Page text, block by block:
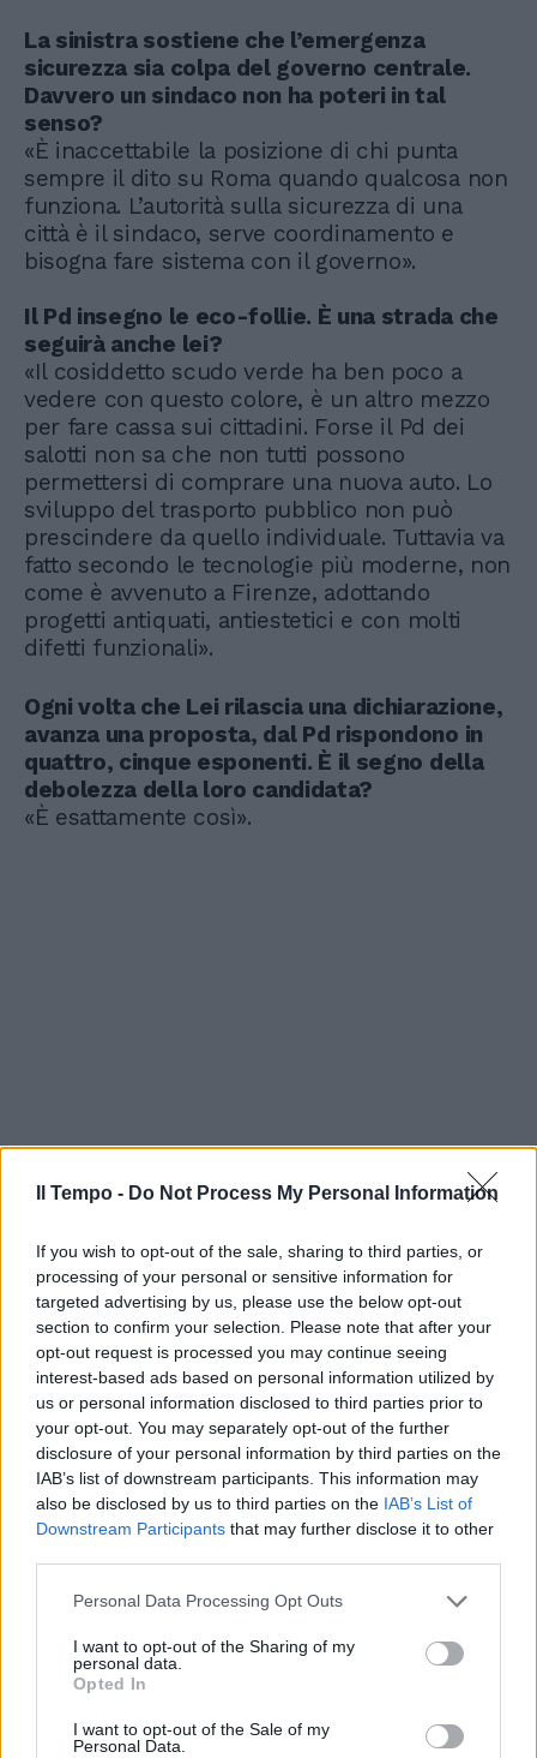
Il Tempo - Do Not Process My Personal Information
If you wish to opt-out of the sale, sharing to third parties, or
processing of your personal or sensitive information for
targeted advertising by us, please use the below opt-out
section to confirm your selection. Please note that after your
opt-out request is processed you may continue seeing
interest-based ads based on personal information utilized by
us or personal information disclosed to third parties prior to
your opt-out. You may separately opt-out of the further
disclosure of your personal information by third parties on the
IAB’s list of downstream participants. This information may
also be disclosed by us to third parties on the IAB’s List of
Downstream Participants that may further disclose it to other
Personal Data Processing Opt Outs
I want to opt-out of the Sharing of my
personal data.
Opted In
I want to opt-out of the Sale of my
Personal Data.
La sinistra sostiene che l’emergenza
sicurezza sia colpa del governo centrale.
Davvero un sindaco non ha poteri in tal
senso?
«È inaccettabile la posizione di chi punta
sempre il dito su Roma quando qualcosa non
funziona. L’autorità sulla sicurezza di una
città è il sindaco, serve coordinamento e
bisogna fare sistema con il governo».
Il Pd insegno le eco-follie. È una strada che
seguirà anche lei?
«Il cosiddetto scudo verde ha ben poco a
vedere con questo colore, è un altro mezzo
per fare cassa sui cittadini. Forse il Pd dei
salotti non sa che non tutti possono
permettersi di comprare una nuova auto. Lo
sviluppo del trasporto pubblico non può
prescindere da quello individuale. Tuttavia va
fatto secondo le tecnologie più moderne, non
come è avvenuto a Firenze, adottando
progetti antiquati, antiestetici e con molti
difetti funzionali».
Ogni volta che Lei rilascia una dichiarazione,
avanza una proposta, dal Pd rispondono in
quattro, cinque esponenti. È il segno della
debolezza della loro candidata?
«È esattamente così».